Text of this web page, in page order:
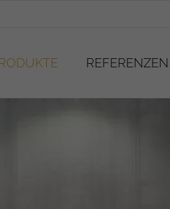
REFERENZEN